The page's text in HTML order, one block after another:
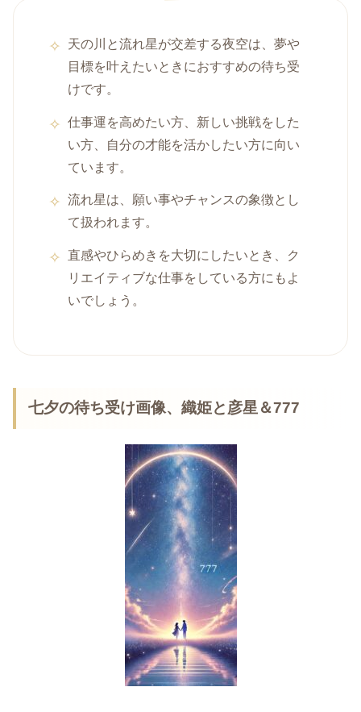
天の川と流れ星が交差する夜空は、夢や
目標を叶えたいときにおすすめの待ち受
けです。
仕事運を高めたい方、新しい挑戦をした
い方、自分の才能を活かしたい方に向い
ています。
流れ星は、願い事やチャンスの象徴とし
て扱われます。
直感やひらめきを大切にしたいとき、ク
リエイティブな仕事をしている方にもよ
いでしょう。
七夕の待ち受け画像、織姫と彦星＆777